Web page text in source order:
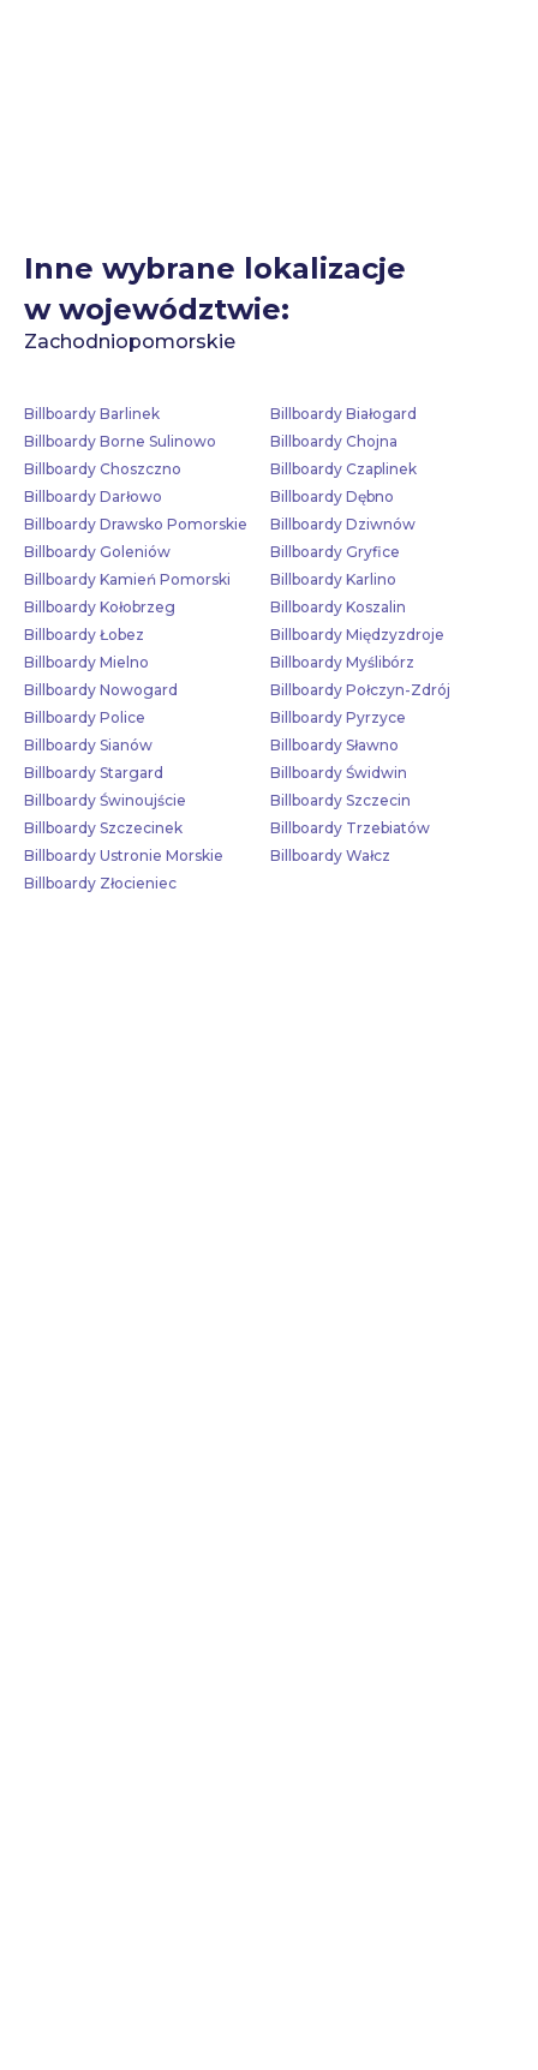
Inne wybrane lokalizacje
w województwie:
Zachodniopomorskie
Billboardy Barlinek
Billboardy Białogard
Billboardy Borne Sulinowo
Billboardy Chojna
Billboardy Choszczno
Billboardy Czaplinek
Billboardy Darłowo
Billboardy Dębno
Billboardy Drawsko Pomorskie
Billboardy Dziwnów
Billboardy Goleniów
Billboardy Gryfice
Billboardy Kamień Pomorski
Billboardy Karlino
Billboardy Kołobrzeg
Billboardy Koszalin
Billboardy Łobez
Billboardy Międzyzdroje
Billboardy Mielno
Billboardy Myślibórz
Billboardy Nowogard
Billboardy Połczyn-Zdrój
Billboardy Police
Billboardy Pyrzyce
Billboardy Sianów
Billboardy Sławno
Billboardy Stargard
Billboardy Świdwin
Billboardy Świnoujście
Billboardy Szczecin
Billboardy Szczecinek
Billboardy Trzebiatów
Billboardy Ustronie Morskie
Billboardy Wałcz
Billboardy Złocieniec